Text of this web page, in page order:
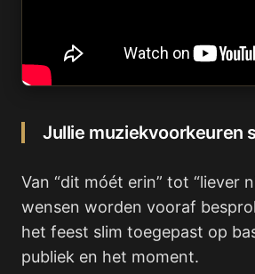
Jullie muziekvoorkeuren
Van “dit móét erin” tot “liever
wensen worden vooraf
het feest slim toegepast op
publiek en het moment.